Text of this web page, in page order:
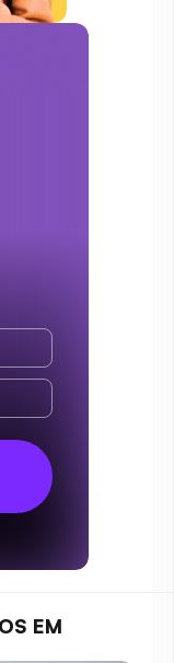
EM